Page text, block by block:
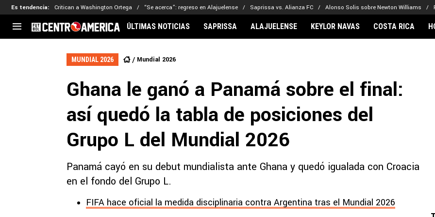
Es tendencia: Critican a Washington Ortega “Se acerca”: regreso en Alajuelense Saprissa vs. Alianza FC Alonso Solis sobre Newton Williams
CENTROAMÉRICA
El Salvador
CONCACAF
Liga de Naciones
Eliminatorias
Copa de Campeones
Copa Centroamericana
MLS
Kervin Arriaga
Nathaniel Méndez-Laing
Alajuelense
Comunicaciones
Real Estelí
Noticias
ÚLTIMAS NOTICIAS SAPRISSA ALAJUELENSE KEYLOR NAVAS COSTA RICA
MUNDIAL 2026 Mundial 2026
Ghana le ganó a Panamá sobre el final:
así quedó la tabla de posiciones del
Grupo L del Mundial 2026
Panamá cayó en su debut mundialista ante Ghana y quedó igualada con Croacia
en el fondo del Grupo L.
FIFA hace oficial la medida disciplinaria contra Argentina tras el Mundial 2026